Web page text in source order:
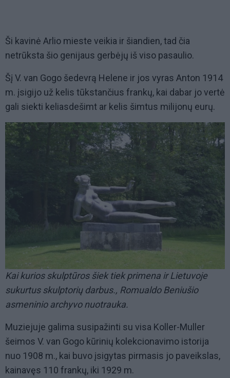
Ši kavinė Arlio mieste veikia ir šiandien, tad čia
netrūksta šio genijaus gerbėjų iš viso pasaulio.
Šį V. van Gogo šedevrą Helene ir jos vyras Anton 1914
m. įsigijo už kelis tūkstančius frankų, kai dabar jo vertė
gali siekti keliasdešimt ar kelis šimtus milijonų eurų.
Kai kurios skulptūros šiek tiek primena ir Lietuvoje
sukurtus skulptorių darbus., Romualdo Beniušio
asmeninio archyvo nuotrauka.
Muziejuje galima susipažinti su visa Koller-Muller
šeimos V. van Gogo kūrinių kolekcionavimo istorija
nuo 1908 m., kai buvo įsigytas pirmasis jo paveikslas,
kainavęs 110 frankų, iki 1929 m.